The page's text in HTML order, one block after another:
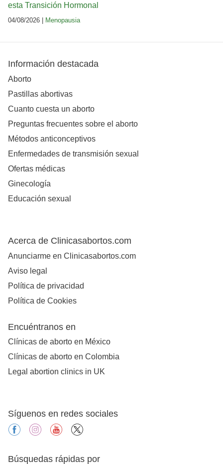
esta Transición Hormonal
04/08/2026 | Menopausia
Información destacada
Aborto
Pastillas abortivas
Cuanto cuesta un aborto
Preguntas frecuentes sobre el aborto
Métodos anticonceptivos
Enfermedades de transmisión sexual
Ofertas médicas
Ginecología
Educación sexual
Acerca de Clinicasabortos.com
Anunciarme en Clinicasabortos.com
Aviso legal
Política de privacidad
Política de Cookies
Encuéntranos en
Clínicas de aborto en México
Clínicas de aborto en Colombia
Legal abortion clinics in UK
Síguenos en redes sociales
facebookinstagramyoutube
Búsquedas rápidas por